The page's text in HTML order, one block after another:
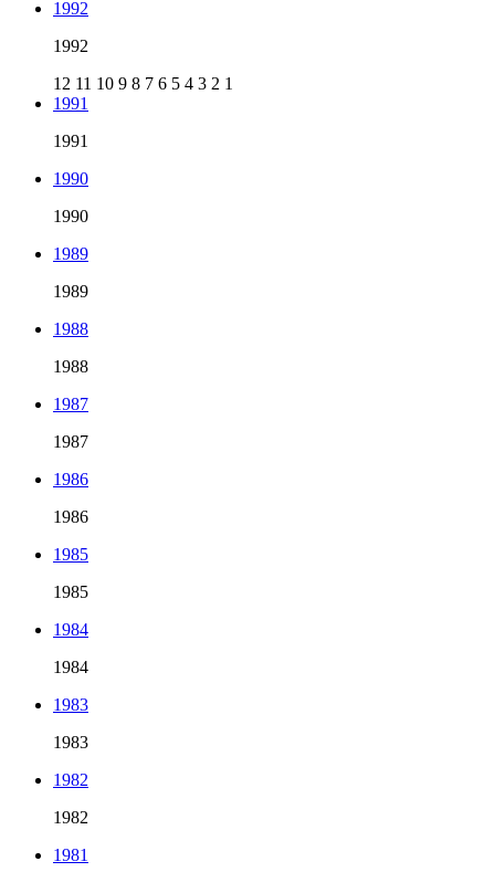
1992
1992
12 11 10 9 8 7 6 5 4 3 2 1
1991
1991
1990
1990
1989
1989
1988
1988
1987
1987
1986
1986
1985
1985
1984
1984
1983
1983
1982
1982
1981